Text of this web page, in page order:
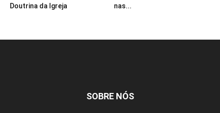
Doutrina da Igreja
nas...
SOBRE NÓS